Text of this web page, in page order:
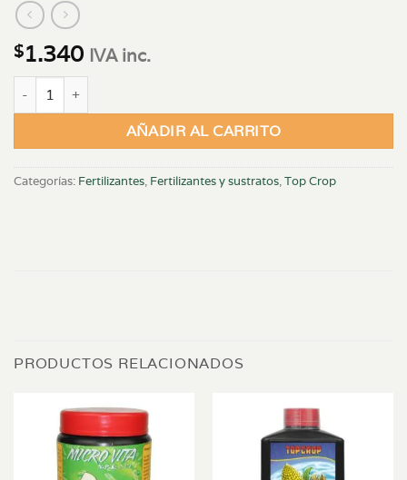
$1.340 IVA inc.
TriPack Top Crop cantidad
AÑADIR AL CARRITO
Categorías: Fertilizantes, Fertilizantes y sustratos,Top Crop
PRODUCTOS RELACIONADOS